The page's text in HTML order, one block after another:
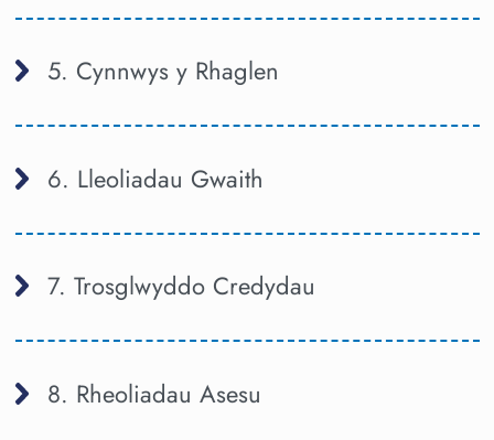
5. Cynnwys y Rhaglen
6. Lleoliadau Gwaith
7. Trosglwyddo Credydau
8. Rheoliadau Asesu